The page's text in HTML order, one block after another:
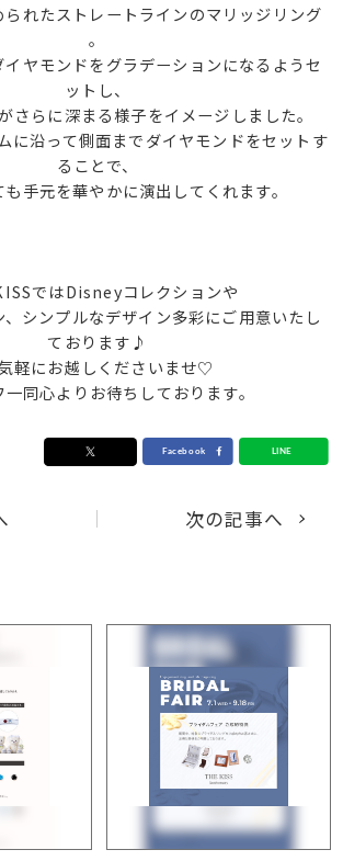
られたストレートラインのマリッジリング
。
ヤモンドをグラデーションになるようセ
ットし、
さらに深まる様子をイメージしました。
に沿って側面までダイヤモンドをセットす
ることで、
手元を華やかに演出してくれます。
ではDisneyコレクションや
シンプルなデザイン多彩にご用意いたし
ております♪
軽にお越しくださいませ♡
一同心よりお待ちしております。
次の記事へ